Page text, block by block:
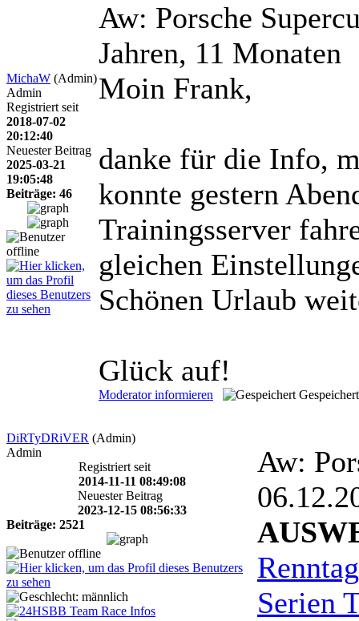
MichaW (Admin)
Admin
Registriert seit
2018-07-02
20:12:40
Neuester Beitrag
2025-03-21
19:05:48
Beiträge: 46
Aw: Porsche
Jahren, 11 Monaten
Moin Frank,
danke für die Info,
konnte gestern
Trainingsserver
gleichen
Schönen Urlaub
Glück auf!
Moderator informieren Gespeichert
DiRTyDRiVER (Admin)
Admin
Registriert seit
2014-11-11 08:49:08
Neuester Beitrag
2023-12-15 08:56:33
Beiträge: 2521
Aw:
Renntag
Serien